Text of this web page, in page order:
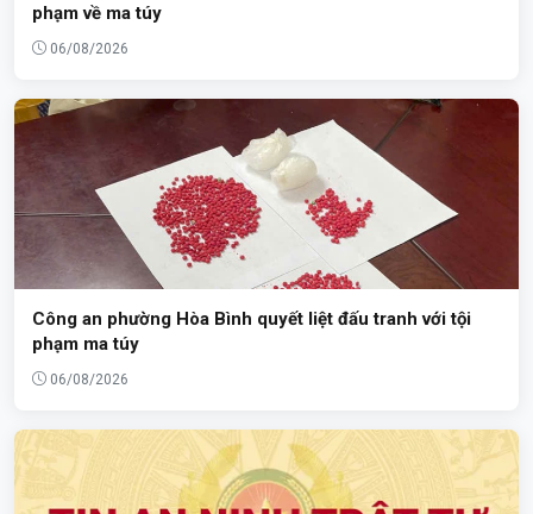
phạm về ma túy
06/08/2026
Công an phường Hòa Bình quyết liệt đấu tranh với tội
phạm ma túy
06/08/2026